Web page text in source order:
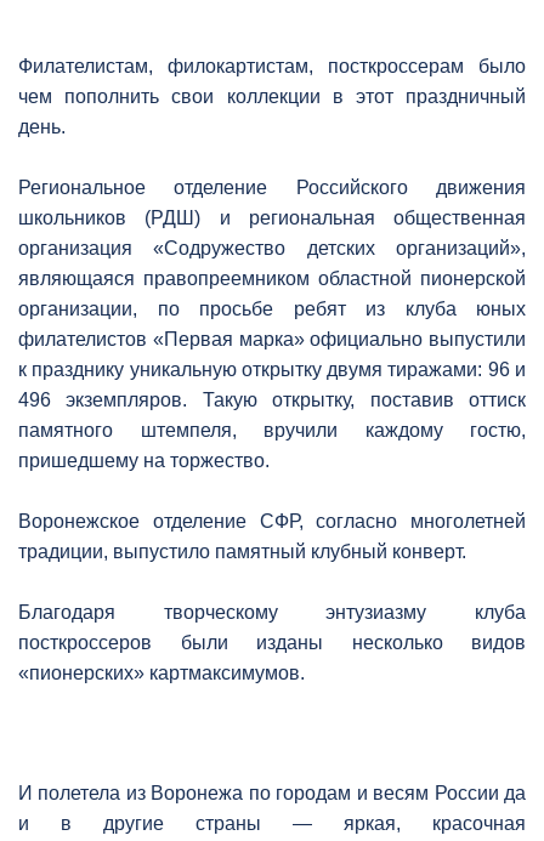
Филателистам, филокартистам, посткроссерам было
чем пополнить свои коллекции в этот праздничный
день.
Региональное отделение Российского движения
школьников (РДШ) и региональная общественная
организация «Содружество детских организаций»,
являющаяся правопреемником областной пионерской
организации, по просьбе ребят из клуба юных
филателистов «Первая марка» официально выпустили
к празднику уникальную открытку двумя тиражами: 96 и
496 экземпляров. Такую открытку, поставив оттиск
памятного штемпеля, вручили каждому гостю,
пришедшему на торжество.
Воронежское отделение СФР, согласно многолетней
традиции, выпустило памятный клубный конверт.
Благодаря творческому энтузиазму клуба
посткроссеров были изданы несколько видов
«пионерских» картмаксимумов.
И полетела из Воронежа по городам и весям России да
и в другие страны — яркая, красочная